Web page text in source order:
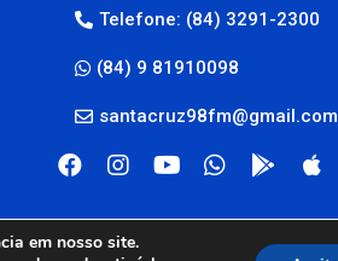
Telefone: (84) 3291-2300
(84) 9 81910098
santacruz98fm@gmail.com
em nosso site.